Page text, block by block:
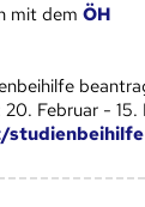
mit demÖH
Februar - 15.
studienbeihilfe